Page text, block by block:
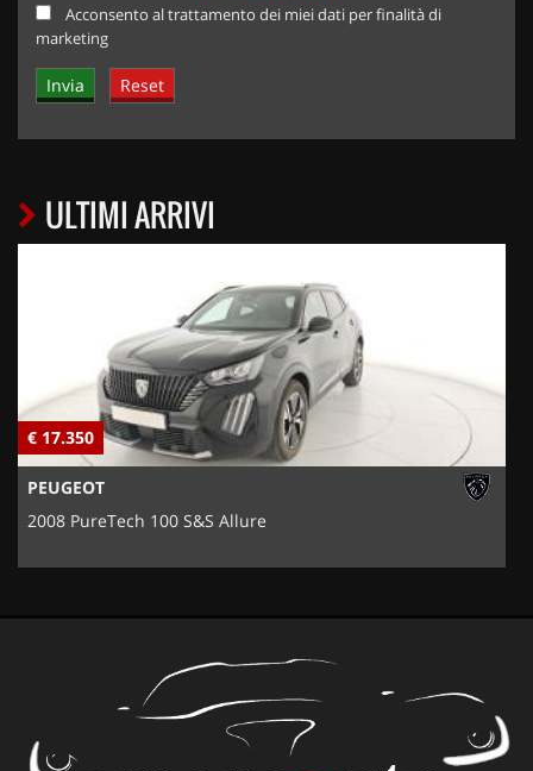
Acconsento al trattamento dei miei dati per finalità di
marketing
ULTIMI ARRIVI
€ 17.350
PEUGEOT
2008 PureTech 100 S&S Allure